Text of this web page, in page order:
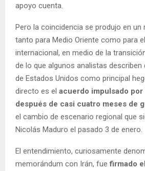
apoyo cuenta.
Pero la coincidencia se produjo en
tanto para Medio Oriente como para
internacional, en medio de la
de lo que algunos analistas
de Estados Unidos como principal
directo es el acuerdo impulsado
después de casi cuatro meses de
el cambio de escenario regional que
Nicolás Maduro el pasado 3 de enero.
El entendimiento, curiosamente
memorándum con Irán, fuefirmado